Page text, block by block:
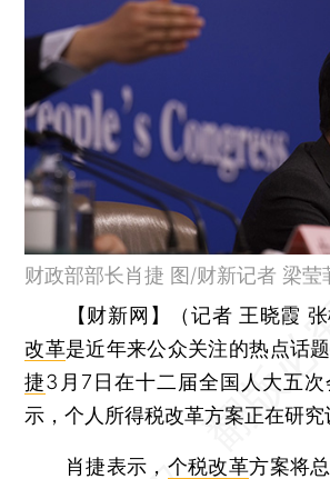
财政部部长肖捷 图/财新记者 梁莹
【财新网】（记者 王晓霞 张
改革是近年来公众关注的热点话
捷3月7日在十二届全国人大五
示，个人所得税改革方案正在研究
肖捷表示， 个税改革方案将